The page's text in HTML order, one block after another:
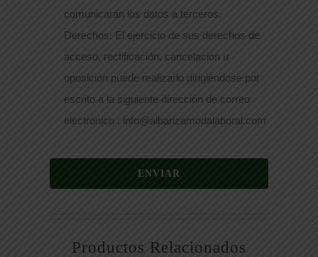
comunicarán los datos a terceros.
Derechos: El ejercicio de sus derechos de
acceso, rectificación, cancelación u
oposición puede realizarlo dirigiéndose por
escrito a la siguiente dirección de correo
electrónico : info@albarizamodalaboral.com
ENVIAR
Productos Relacionados